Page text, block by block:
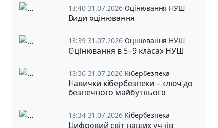
18:40 31.07.2026 Оцінювання НУШ
Види оцінювання
18:39 31.07.2026 Оцінювання НУШ
Оцінювання в 5‒9 класах НУШ
18:36 31.07.2026 Кібербезпека
Навички кібербезпеки – ключ до
безпечного майбутнього
18:34 31.07.2026 Кібербезпека
Цифровий світ наших учнів